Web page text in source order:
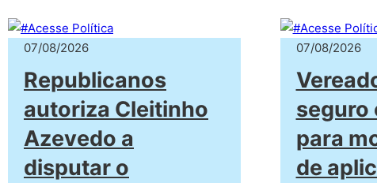
07/08/2026
Republicanos
autoriza Cleitinho
Azevedo a
disputar o
07/08/2026
seguro
para
de